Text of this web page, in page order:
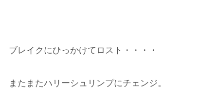
ブレイクにひっかけてロスト・・・・
またまたハリーシュリンプにチェンジ。